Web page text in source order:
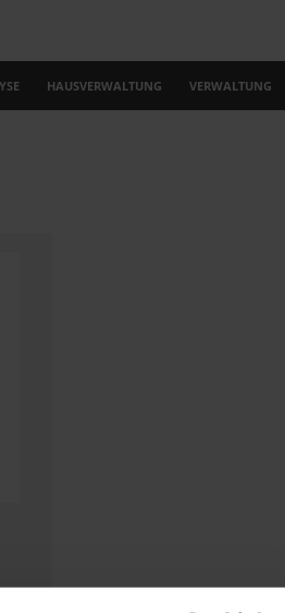
HAUSVERWALTUNG VERWALTUNG